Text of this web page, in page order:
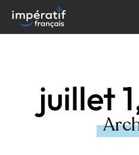
contenu
juillet